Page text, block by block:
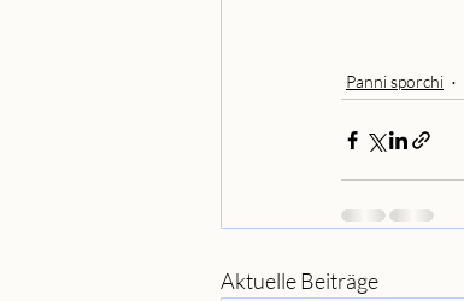
Panni sporchi
Aktuelle Beiträge